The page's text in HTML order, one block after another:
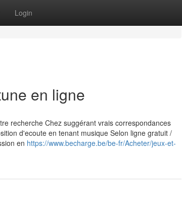
Login
en ligne
recherche Chez suggérant vrais correspondances
d'ecoute en tenant musique Selon ligne gratuit /
en https://www.becharge.be/be-fr/Acheter/jeux-et-